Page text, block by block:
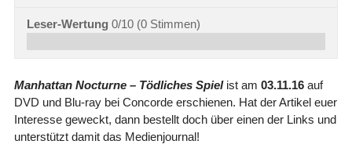
Leser-Wertung 0/10 (0Stimmen)
Manhattan Nocturne – Tödliches Spielist am 03.11.16auf
DVD und Blu-ray bei Concorde erschienen. Hat der Artikel euer
Interesse geweckt, dann bestellt doch über einen der Links und
unterstützt damit das Medienjournal!